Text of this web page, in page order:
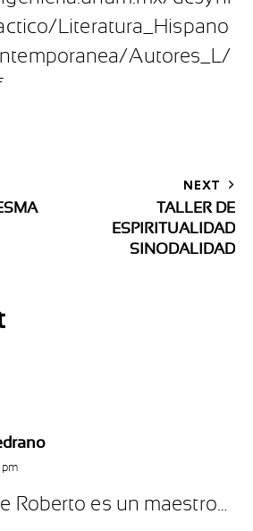
Literatura_Hispano
Autores_L/
NEXT
TALLER DE
ESPIRITUALIDAD
SINODALIDAD
Roberto es un maestro…